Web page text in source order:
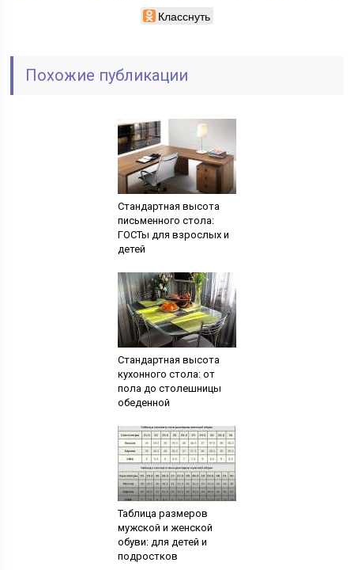
Класснуть
Похожие публикации
Стандартная высота
письменного стола:
ГОСТы для взрослых и
детей
Стандартная высота
кухонного стола: от
пола до столешницы
обеденной
Таблица размеров
мужской и женской
обуви: для детей и
подростков